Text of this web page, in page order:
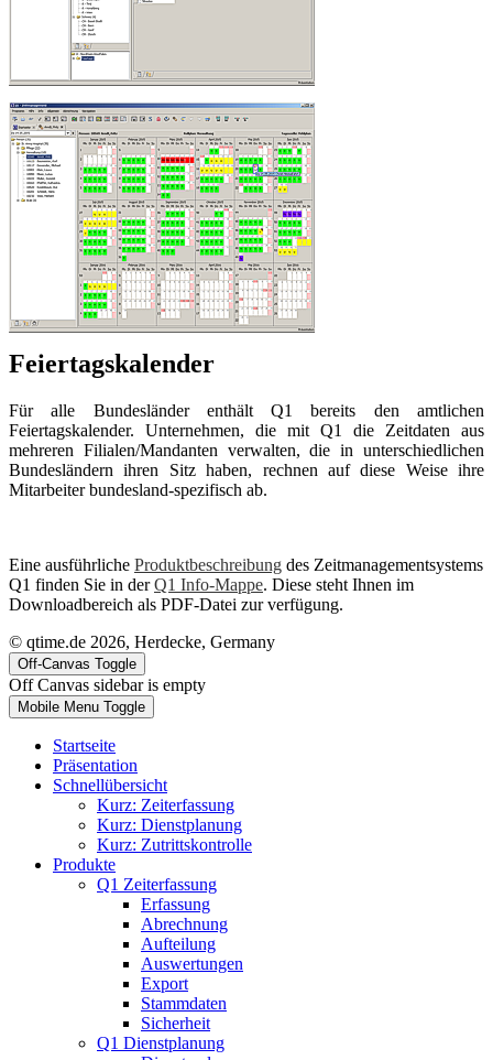
Feiertagskalender
Für alle Bundesländer enthält Q1 bereits den amtlichen
Feiertagskalender. Unternehmen, die mit Q1 die Zeitdaten aus
mehreren Filialen/Mandanten verwalten, die in unterschiedlichen
Bundesländern ihren Sitz haben, rechnen auf diese Weise ihre
Mitarbeiter bundesland-spezifisch ab.
Eine ausführliche Produktbeschreibung des Zeitmanagementsystems
Q1 finden Sie in derQ1 Info-Mappe. Diese steht Ihnen im
Downloadbereich als PDF-Datei zur verfügung.
© qtime.de 2026, Herdecke, Germany
Off-Canvas Toggle
Off Canvas sidebar is empty
Mobile Menu Toggle
Startseite
Präsentation
Schnellübersicht
Kurz: Zeiterfassung
Kurz: Dienstplanung
Kurz: Zutrittskontrolle
Produkte
Q1 Zeiterfassung
Erfassung
Abrechnung
Aufteilung
Auswertungen
Export
Stammdaten
Sicherheit
Q1 Dienstplanung